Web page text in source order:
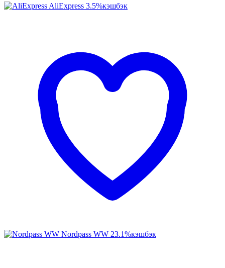
AliExpress 3.5%кэшбэк
Nordpass WW 23.1%кэшбэк